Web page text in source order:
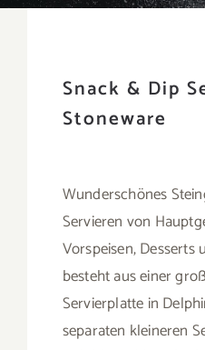
Snack & Dip
Stoneware
Wunderschönes
Servieren von
Vorspeisen, Desserts
besteht aus einer
Servierplatte in
separaten kleineren